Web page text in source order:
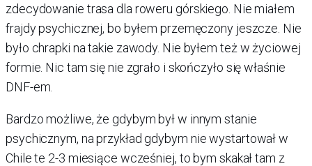
zdecydowanie trasa dla roweru górskiego. Nie miałem
frajdy psychicznej, bo byłem przemęczony jeszcze. Nie
było chrapki na takie zawody. Nie byłem też w życiowej
formie. Nic tam się nie zgrało i skończyło się właśnie
DNF-em.
Bardzo możliwe, że gdybym był w innym stanie
psychicznym, na przykład gdybym nie wystartował w
Chile te 2-3 miesiące wcześniej, to bym skakał tam z